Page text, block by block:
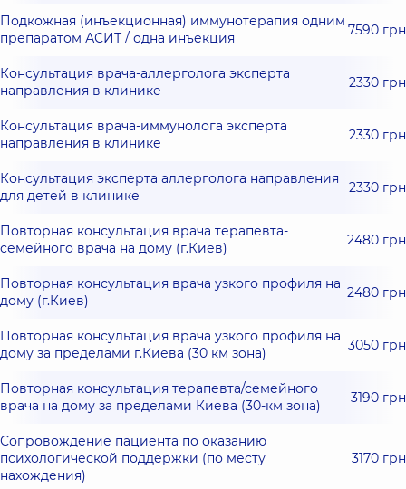
Подкожная (инъекционная) иммунотерапия одним
препаратом АСИТ / одна инъекция
7590 грн
Консультация врача-аллерголога эксперта
направления в клинике
2330 грн
Консультация врача-иммунолога эксперта
направления в клинике
2330 грн
Консультация эксперта аллерголога направления
для детей в клинике
2330 грн
Повторная консультация врача терапевта-
семейного врача на дому (г.Киев)
2480 грн
Повторная консультация врача узкого профиля на
дому (г.Киев)
2480 грн
Повторная консультация врача узкого профиля на
дому за пределами г.Киева (30 км зона)
3050 грн
Повторная консультация терапевта/семейного
врача на дому за пределами Киева (30-км зона)
3190 грн
Сопровождение пациента по оказанию
психологической поддержки (по месту
нахождения)
3170 грн